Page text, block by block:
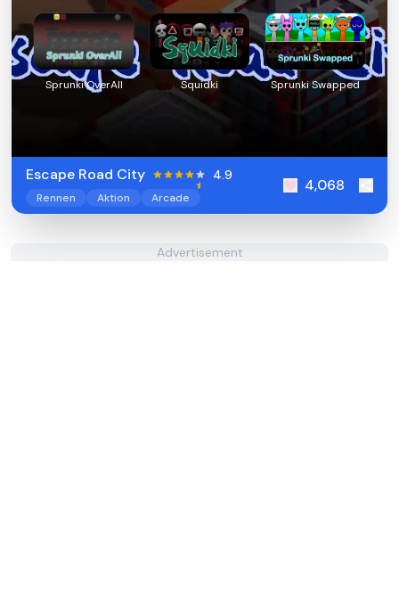
Sprunki OverAll Squidki Sprunki Swapped
Escape Road City 4.9
Rennen Aktion Arcade
4,068
Advertisement